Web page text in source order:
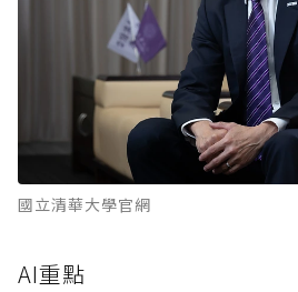
國立清華大學官網
AI重點